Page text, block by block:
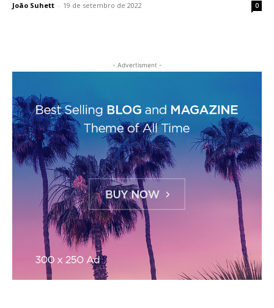
João Suhett - 19 de setembro de 2022 0
- Advertisment -